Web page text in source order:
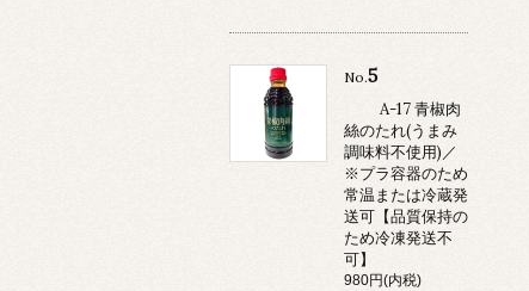
No.5
A-17 青椒肉
絲のたれ(うまみ
調味料不使用)／
※プラ容器のため
常温または冷蔵発
送可【品質保持の
ため冷凍発送不
可】
980円(内税)